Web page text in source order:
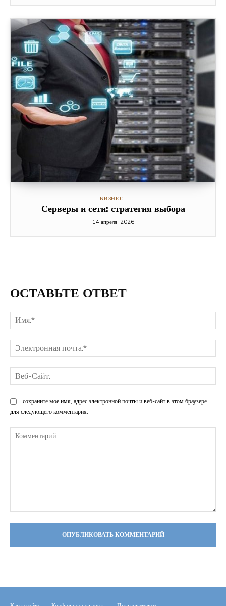
БИЗНЕС
Серверы и сети: стратегия выбора
14 апреля, 2026
ОСТАВЬТЕ ОТВЕТ
сохраните мое имя, адрес электронной почты и веб-сайт в этом браузере
для следующего комментария.